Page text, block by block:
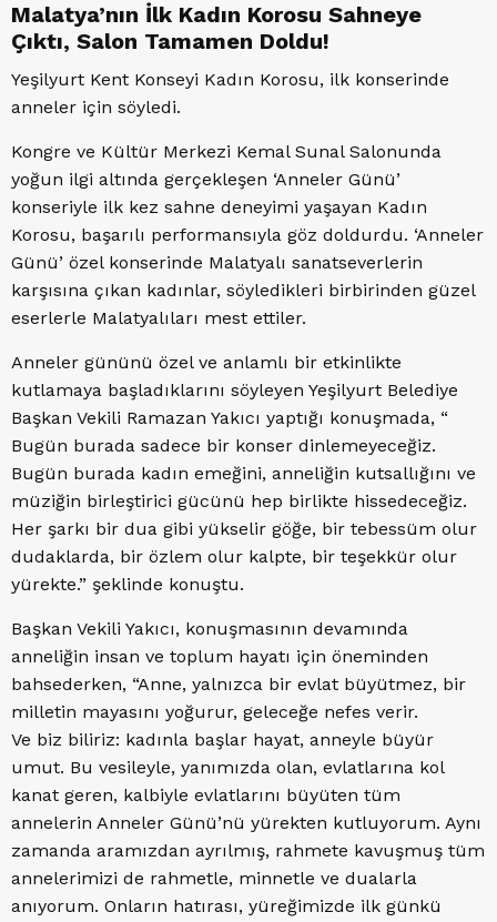
Malatya’nın İlk Kadın Korosu Sahneye
Çıktı, Salon Tamamen Doldu!
Yeşilyurt Kent Konseyi Kadın Korosu, ilk konserinde
anneler için söyledi.
Kongre ve Kültür Merkezi Kemal Sunal Salonunda
yoğun ilgi altında gerçekleşen ‘Anneler Günü’
konseriyle ilk kez sahne deneyimi yaşayan Kadın
Korosu, başarılı performansıyla göz doldurdu. ‘Anneler
Günü’ özel konserinde Malatyalı sanatseverlerin
karşısına çıkan kadınlar, söyledikleri birbirinden güzel
eserlerle Malatyalıları mest ettiler.
Anneler gününü özel ve anlamlı bir etkinlikte
kutlamaya başladıklarını söyleyen Yeşilyurt Belediye
Başkan Vekili Ramazan Yakıcı yaptığı konuşmada, “
Bugün burada sadece bir konser dinlemeyeceğiz.
Bugün burada kadın emeğini, anneliğin kutsallığını ve
müziğin birleştirici gücünü hep birlikte hissedeceğiz.
Her şarkı bir dua gibi yükselir göğe, bir tebessüm olur
dudaklarda, bir özlem olur kalpte, bir teşekkür olur
yürekte.” şeklinde konuştu.
Başkan Vekili Yakıcı, konuşmasının devamında
anneliğin insan ve toplum hayatı için öneminden
bahsederken, “Anne, yalnızca bir evlat büyütmez, bir
milletin mayasını yoğurur, geleceğe nefes verir.
Ve biz biliriz: kadınla başlar hayat, anneyle büyür
umut. Bu vesileyle, yanımızda olan, evlatlarına kol
kanat geren, kalbiyle evlatlarını büyüten tüm
annelerin Anneler Günü’nü yürekten kutluyorum. Aynı
zamanda aramızdan ayrılmış, rahmete kavuşmuş tüm
annelerimizi de rahmetle, minnetle ve dualarla
anıyorum. Onların hatırası, yüreğimizde ilk günkü